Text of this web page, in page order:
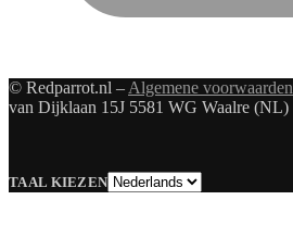
© Redparrot.nl – Algemene voorwaarden
van Dijklaan 15J 5581 WG Waalre (NL)
TAAL KIEZENTaal